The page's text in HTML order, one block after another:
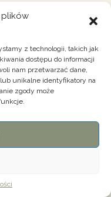
plików
z technologii, takich jak
dostępu do informacji
nam przetwarzać dane,
unikalne identyfikatory na
zgody może